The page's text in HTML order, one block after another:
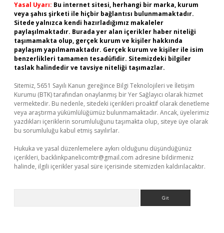
Yasal Uyarı: Bu internet sitesi, herhangi bir marka, kurum
veya şahıs şirketi ile hiçbir bağlantısı bulunmamaktadır.
Sitede yalnızca kendi hazırladığımız makaleler
paylaşılmaktadır. Burada yer alan içerikler haber niteliği
taşımamakta olup, gerçek kurum ve kişiler hakkında
paylaşım yapılmamaktadır. Gerçek kurum ve kişiler ile isim
benzerlikleri tamamen tesadüfidir. Sitemizdeki bilgiler
taslak halindedir ve tavsiye niteliği taşımazlar.
Sitemiz, 5651 Sayılı Kanun gereğince Bilgi Teknolojileri ve İletişim
Kurumu (BTK) tarafından onaylanmış bir Yer Sağlayıcı olarak hizmet
vermektedir. Bu nedenle, sitedeki içerikleri proaktif olarak denetleme
veya araştırma yükümlülüğümüz bulunmamaktadır. Ancak, üyelerimiz
yazdıkları içeriklerin sorumluluğunu taşımakta olup, siteye üye olarak
bu sorumluluğu kabul etmiş sayılırlar.
Hukuka ve yasal düzenlemelere aykırı olduğunu düşündüğünüz
içerikleri, backlinkpanelicomtr@gmail.com adresine bildirmeniz
halinde, ilgili içerikler yasal süre içerisinde sitemizden kaldırılacaktır.